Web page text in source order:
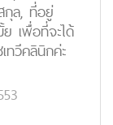
กุล, ที่อยู่
เพื่อที่จะได้
ทวีคลินิกค่ะ